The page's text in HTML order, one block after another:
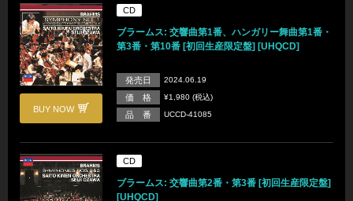
BUY NOW
CD
ブラームス: 交響曲第1番、ハンガリー舞曲第1番・
第3番・第10番 [初回生産限定盤] [UHQCD]
発売日 2024.06.19
価 格 ¥1,980 (税込)
品 番 UCCD-41085
CD
ブラームス: 交響曲第2番・第3番 [初回生産限定盤]
[UHQCD]